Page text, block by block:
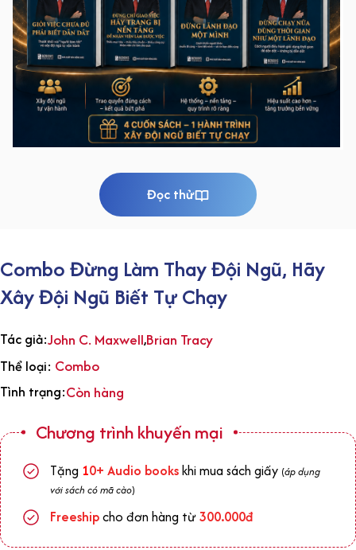
Đọc thử
Combo Đừng Làm Thay Đội Ngũ, Hãy
Xây Đội Ngũ Biết Tự Chạy
Tác giả:John C. Maxwell,Brian Tracy
Thể loại: Combo
Tình trạng:Còn hàng
Chương trình khuyến mại
Tặng 10+ Audio bookskhi mua sách giấy (áp dụng
với sách có mã cào)
Freeshipcho đơn hàng từ300.000đ